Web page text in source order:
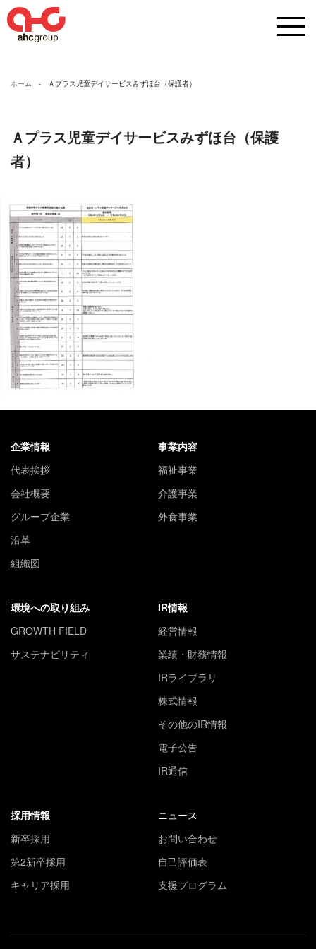
ホーム Ａプラス児童デイサービスみずほ台（保護者）
Ａプラス児童デイサービスみずほ台（保護
者）
企業情報
代表挨拶
会社概要
グループ企業
沿革
組織図
事業内容
福祉事業
介護事業
外食事業
環境への取り組み
GROWTH FIELD
サステナビリティ
IR情報
経営情報
業績・財務情報
IRライブラリ
株式情報
その他のIR情報
電子公告
IR通信
採用情報
新卒採用
第2新卒採用
キャリア採用
ニュース
お問い合わせ
自己評価表
支援プログラム